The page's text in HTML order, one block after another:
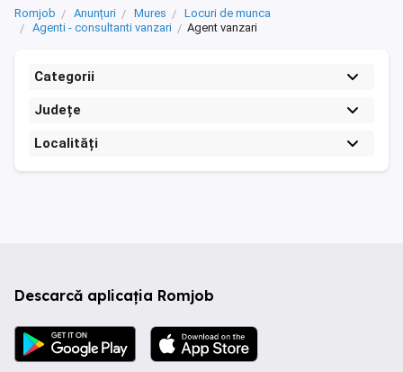
Romjob Anunțuri Mures
Locuri de munca
Agenti - consultanti vanzari
Agent vanzari
Categorii
Județe
Localități
Descarcă aplicația Romjob